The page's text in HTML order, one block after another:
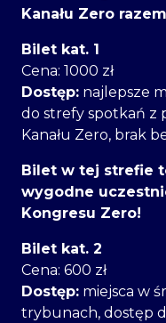
Kanału Zero
Bilet kat. 1
Cena: 1000 zł
Dostęp: najlepsze
do strefy spotkań z
Kanału Zero, brak
Bilet w tej strefie
wygodne
Kongresu Zero!
Bilet kat. 2
Cena: 600 zł
Dostęp: miejsca w
trybunach, dostęp